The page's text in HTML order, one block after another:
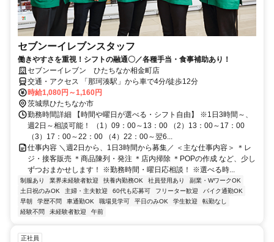
セブンーイレブンスタッフ
働きやすさを重視！シフトの融通〇／各種手当・食事補助あり！
セブンーイレブン ひたちなか相金町店
交通・アクセス 「那珂湊駅」から車で4分/徒歩12分
時給1,080円～1,160円
茨城県ひたちなか市
勤務時間詳細 【時間や曜日が選べる・シフト自由】 ※1日3時間～、
週2日～相談可能！ （1）09：00～13：00 （2）13：00～17：00
（3）17：00～22：00 （4）22：00～翌6...
仕事内容 ＼週2日から、1日3時間から募集／ ＜主な仕事内容＞ ＊レ
ジ・接客販売 ＊商品陳列・発注 ＊店内掃除 ＊POPの作成 など、少し
ずつおまかせします！ ※勤務時間・曜日応相談！ ※選べる時...
制服あり 業界未経験者歓迎 扶養内勤務OK 社員登用あり
副業・WワークOK
土日祝のみOK
主婦・主夫歓迎 60代も応募可 フリーター歓迎
バイク通勤OK
早朝
学歴不問 車通勤OK 職場見学可 平日のみOK 学生歓迎
転勤なし
経験不問
未経験者歓迎 午前
正社員